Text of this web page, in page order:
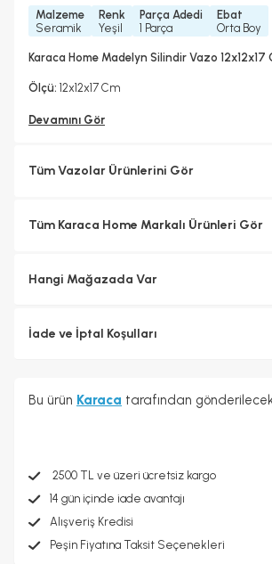
Malzeme
Seramik
Renk
Yeşil
Parça Adedi
1 Parça
Ebat
Orta Boy
Karaca Home Madelyn Silindir Vazo 12x12x17
Ölçü: 12x12x17 Cm
Devamını Gör
Tüm Vazolar Ürünlerini Gör
Tüm Karaca Home Markalı Ürünleri Gör
Hangi Mağazada Var
İade ve İptal Koşulları
Bu ürün Karaca tarafından
2500 TL ve üzeri ücretsiz kargo
14 gün içinde iade avantajı
Alışveriş Kredisi
Peşin Fiyatına Taksit Seçenekleri